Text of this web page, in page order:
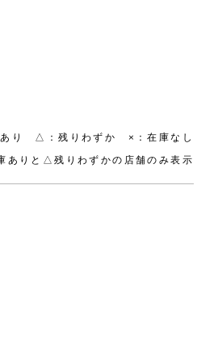
あり △：残りわずか ×：在庫なし
ありと△残りわずかの店舗のみ表示